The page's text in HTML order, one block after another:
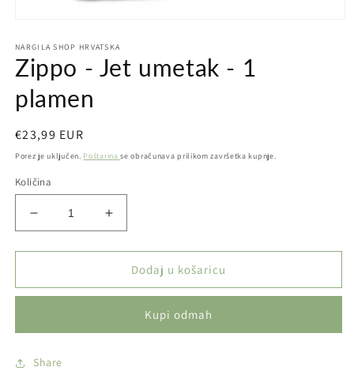
1
u
dijaloškom
okviru
NARGILA SHOP HRVATSKA
Zippo - Jet umetak - 1
plamen
Redovna
cijena
€23,99 EUR
Porez je uključen. Poštarinase obračunava prilikom završetka kupnje.
Količina
Smanji
količinu
proizvoda
-
-
plamen
Povećaj
količinu
proizvoda
Zippo
-
umetak
-
Dodaj u košaricu
Kupi odmah
Share